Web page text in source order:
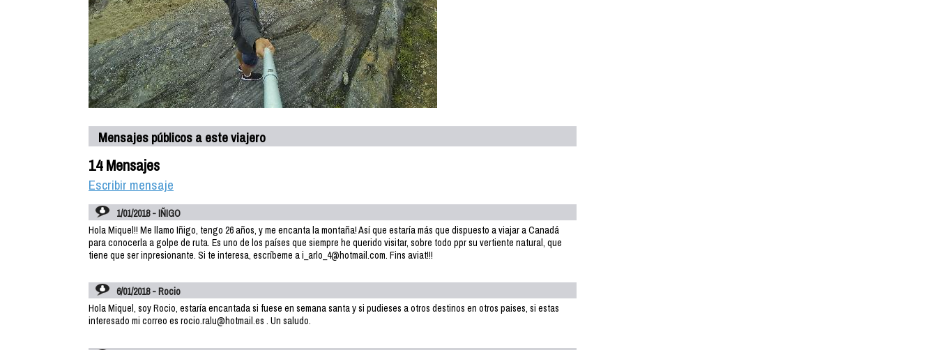
Mensajes públicos a este viajero
14 Mensajes
Escribir mensaje
1/01/2018 - IÑIGO
Hola Miquel!! Me llamo Iñigo, tengo 26 años, y me encanta la montaña! Así que estaría más que dispuesto a viajar a Canadá
para conocerla a golpe de ruta. Es uno de los países que siempre he querido visitar, sobre todo ppr su vertiente natural, que
tiene que ser inpresionante. Si te interesa, escríbeme a i_arlo_4@hotmail.com. Fins aviat!!!
6/01/2018 - Rocio
Hola Miquel, soy Rocio, estaría encantada si fuese en semana santa y si pudieses a otros destinos en otros paises, si estas
interesado mi correo es rocio.ralu@hotmail.es . Un saludo.